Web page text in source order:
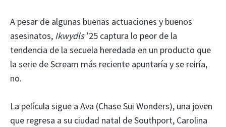
A pesar de algunas buenas actuaciones y buenos
asesinatos, Ikwydls’25 captura lo peor de la
tendencia de la secuela heredada en un producto que
la serie de Scream más reciente apuntaría y se reiría,
no.
La película sigue a Ava (Chase Sui Wonders), una joven
que regresa a su ciudad natal de Southport, Carolina